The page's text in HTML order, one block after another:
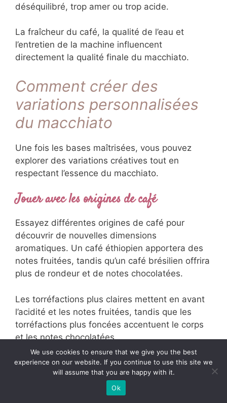
déséquilibré, trop amer ou trop acide.
La fraîcheur du café, la qualité de l’eau et
l’entretien de la machine influencent
directement la qualité finale du macchiato.
Comment créer des
variations personnalisées
du macchiato
Une fois les bases maîtrisées, vous pouvez
explorer des variations créatives tout en
respectant l’essence du macchiato.
Jouer avec les origines de café
Essayez différentes origines de café pour
découvrir de nouvelles dimensions
aromatiques. Un café éthiopien apportera des
notes fruitées, tandis qu’un café brésilien offrira
plus de rondeur et de notes chocolatées.
Les torréfactions plus claires mettent en avant
l’acidité et les notes fruitées, tandis que les
torréfactions plus foncées accentuent le corps
et les notes chocolatées.
Expérimenter avec le lait
Les laits végétaux peuvent créer des
We use cookies to ensure that we give you the best
experience on our website. If you continue to use this site we
will assume that you are happy with it.
Ok